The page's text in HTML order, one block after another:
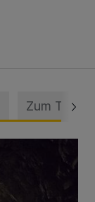
Zum Thema